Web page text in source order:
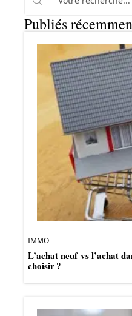
Publiés
IMMO
L’achat neuf vs l’achat
choisir ?